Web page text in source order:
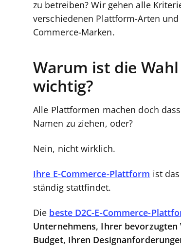
zu betreiben? Wir gehen alle
verschiedenen Plattform-Arten
Commerce-Marken.
Warum ist die
wichtig?
Alle Plattformen machen doch
Namen zu ziehen, oder?
Nein, nicht wirklich.
Ihre E-Commerce-Plattform ist
ständig stattfindet.
Die beste D2C-E-Commerce-
Unternehmens, Ihrer
Budget, Ihren